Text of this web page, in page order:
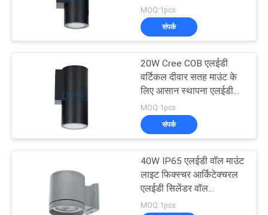
एलईडी अंडरवाटर स्पॉट
लाइट
23
रोशनी
MOQ:1pcs
संपर्क
20W Cree COB एलईडी
वर्टिकल दीवार सतह माउंट के
लिए आसान स्थापना एलईडी
दीवार माउंट रोशनी
MOQ:1pcs
संपर्क
40W IP65 एलईडी वॉल माउंट
लाइट फिक्स्चर आर्किटेक्चरल
एलईडी सिलेंडर वॉल
डाउनलाइट
MOQ:1pcs